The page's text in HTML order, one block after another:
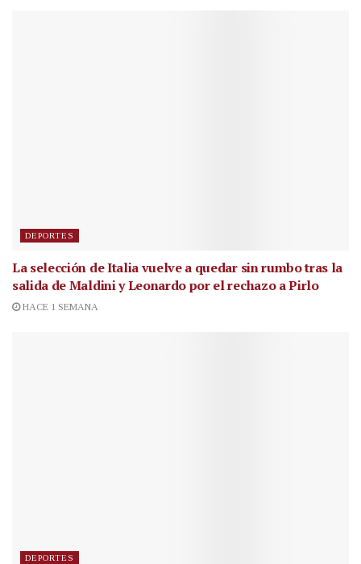
DEPORTES
La selección de Italia vuelve a quedar sin rumbo tras la
salida de Maldini y Leonardo por el rechazo a Pirlo
HACE 1 SEMANA
DEPORTES